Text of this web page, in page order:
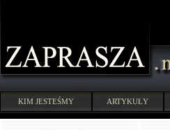
KIM JESTEŚMY ARTYKUŁY